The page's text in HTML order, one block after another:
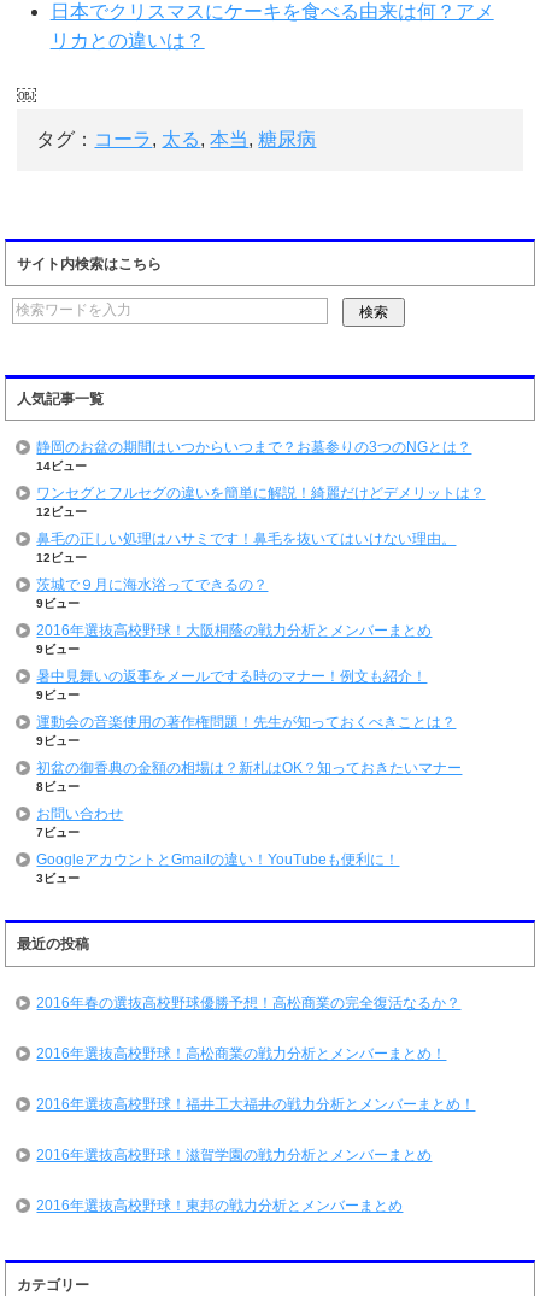
日本でクリスマスにケーキを食べる由来は何？アメ
リカとの違いは？
￼
タグ： コーラ, 太る,本当,糖尿病
サイト内検索はこちら
人気記事一覧
静岡のお盆の期間はいつからいつまで？お墓参りの3つのNGとは？
14ビュー
ワンセグとフルセグの違いを簡単に解説！綺麗だけどデメリットは？
12ビュー
鼻毛の正しい処理はハサミです！鼻毛を抜いてはいけない理由。
12ビュー
茨城で９月に海水浴ってできるの？
9ビュー
2016年選抜高校野球！大阪桐蔭の戦力分析とメンバーまとめ
9ビュー
暑中見舞いの返事をメールでする時のマナー！例文も紹介！
9ビュー
運動会の音楽使用の著作権問題！先生が知っておくべきことは？
9ビュー
初盆の御香典の金額の相場は？新札はOK？知っておきたいマナー
8ビュー
お問い合わせ
7ビュー
GoogleアカウントとGmailの違い！YouTubeも便利に！
3ビュー
最近の投稿
2016年春の選抜高校野球優勝予想！高松商業の完全復活なるか？
2016年選抜高校野球！高松商業の戦力分析とメンバーまとめ！
2016年選抜高校野球！福井工大福井の戦力分析とメンバーまとめ！
2016年選抜高校野球！滋賀学園の戦力分析とメンバーまとめ
2016年選抜高校野球！東邦の戦力分析とメンバーまとめ
カテゴリー